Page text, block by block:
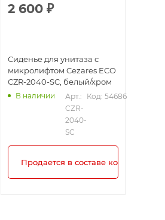
2 600 ₽
Сиденье для унитаза с
микролифтом Cezares ECO
CZR-2040-SC, белый/хром
В наличии
Арт.:
CZR-
2040-
SC
Код: 54686
Продается в составе комплекта!